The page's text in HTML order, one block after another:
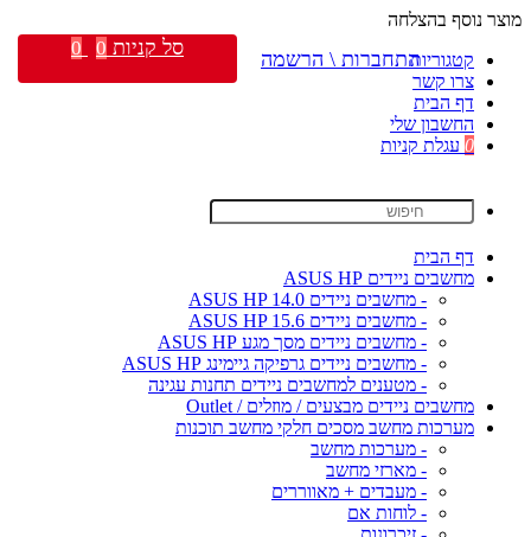
מוצר נוסף בהצלחה
קטגוריות
צרו קשר
דף הבית
החשבון שלי
0 עגלת קניות
דף הבית
מחשבים ניידים ASUS HP
- מחשבים ניידים ASUS HP 14.0
- מחשבים ניידים ASUS HP 15.6
- מחשבים ניידים מסך מגע ASUS HP
- מחשבים ניידים גרפיקה גיימינג ASUS HP
- מטענים למחשבים ניידים תחנות עגינה
מחשבים ניידים מבצעים / מוזלים / Outlet
מערכות מחשב מסכים חלקי מחשב תוכנות
- מערכות מחשב
- מארזי מחשב
- מעבדים + מאווררים
- לוחות אם
התחברות \ הרשמה סל קניות 0
0